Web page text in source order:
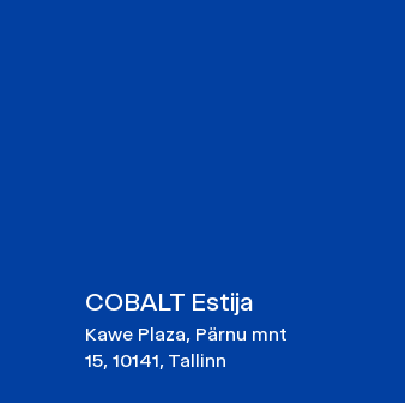
COBALT Estija
Kawe Plaza, Pärnu mnt
15, 10141, Tallinn